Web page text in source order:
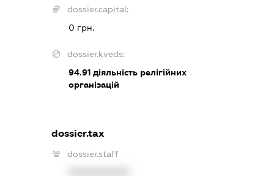
dossier.capital:
0 грн.
dossier.kveds:
94.91 діяльність релігійних
організацій
dossier.tax
dossier.staff